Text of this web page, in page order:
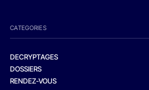
CATEGORIES
DECRYPTAGES
DOSSIERS
RENDEZ-VOUS